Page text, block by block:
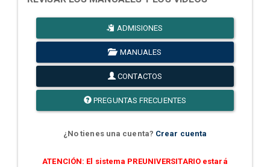
ADMISIONES
MANUALES
CONTACTOS
PREGUNTAS FRECUENTES
¿No tienes una cuenta? Crear cuenta
ATENCIÓN: El sistema PREUNIVERSITARIO estará